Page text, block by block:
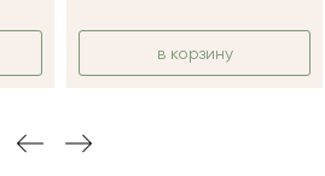
в корзину